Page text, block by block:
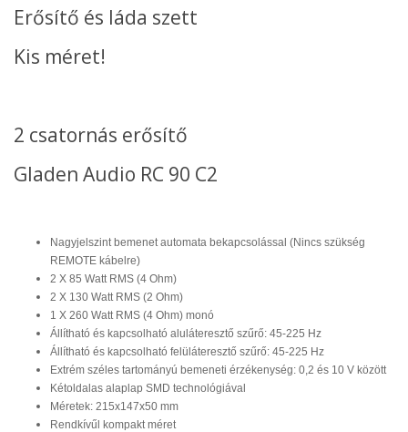
Erősítő és láda szett
Kis méret!
2 csatornás erősítő
Gladen Audio RC 90 C2
Nagyjelszint bemenet automata bekapcsolással (Nincs szükség
REMOTE kábelre)
2 X 85 Watt RMS (4 Ohm)
2 X 130 Watt RMS (2 Ohm)
1 X 260 Watt RMS (4 Ohm) monó
Állítható és kapcsolható aluláteresztő szűrő: 45-225 Hz
Állítható és kapcsolható felüláteresztő szűrő: 45-225 Hz
Extrém széles tartományú bemeneti érzékenység: 0,2 és 10 V között
Kétoldalas alaplap SMD technológiával
Méretek: 215x147x50 mm
Rendkívűl kompakt méret